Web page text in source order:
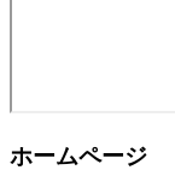
ホームページ